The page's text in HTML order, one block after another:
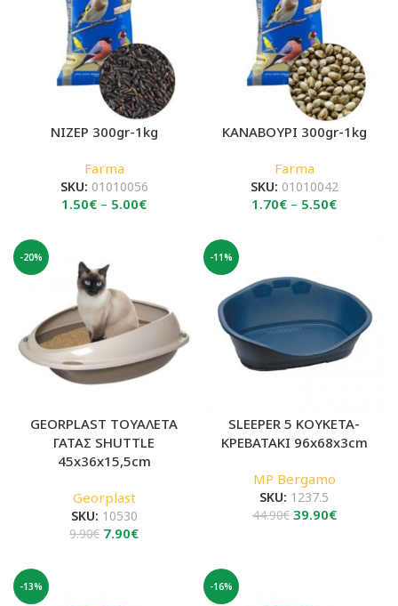
ΝΙΖΕΡ 300gr-1kg
Farma
SKU: 01010056
1.50€ – 5.00€Price
ΚΑΝΑΒΟΥΡΙ 300gr-1kg
Farma
SKU: 01010042
1.70€ – 5.50€Price
-20%
GEORPLAST ΤΟΥΑΛΕΤΑ
ΓΑΤΑΣ SHUTTLE
45x36x15,5cm
Georplast
SKU: 10530
9.90€ Original
7.90€Η
-11%
SLEEPER 5 ΚΟΥΚΕΤΑ-
ΚΡΕΒΑΤΑΚΙ 96x68x3cm
MP Bergamo
SKU: 1237.5
44.90€ Original
39.90€Η
-13% -16%